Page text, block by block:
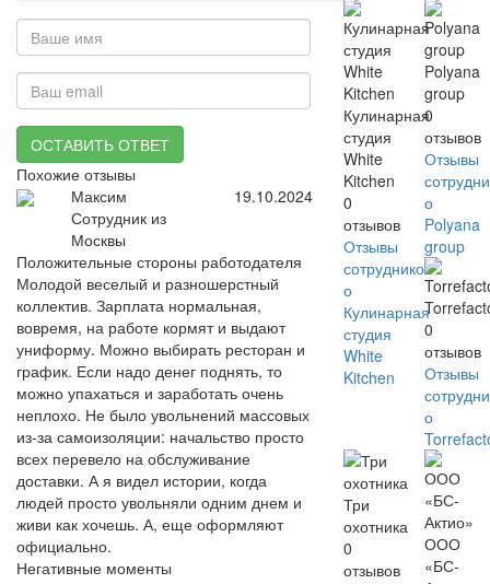
ОСТАВИТЬ ОТВЕТ
Похожие отзывы
Максим
Сотрудник из
Москвы
19.10.2024
Положительные стороны работодателя
Молодой веселый и разношерстный
коллектив. Зарплата нормальная,
вовремя, на работе кормят и выдают
униформу. Можно выбирать ресторан и
график. Если надо денег поднять, то
можно упахаться и заработать очень
неплохо. Не было увольнений массовых
из-за самоизоляции: начальство просто
всех перевело на обслуживание
доставки. А я видел истории, когда
людей просто увольняли одним днем и
живи как хочешь. А, еще оформляют
официально.
Негативные моменты
Кулинарная
студия
White
Kitchen
0
отзывов
Отзывы
сотрудников
о
Кулинарная
студия
White
Kitchen
Polyana
group
0
отзывов
Отзывы
о
Polyana
group
0
отзывов
Отзывы
о
Три
охотника
0
отзывов
ООО
«БС-